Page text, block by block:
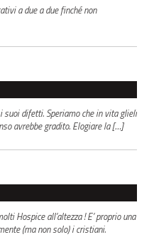
a due a due finché non
suoi difetti. Speriamo che in vita glieli
avrebbe gradito. Elogiare la […]
Hospice all’altezza ! E’ proprio una
(ma non solo) i cristiani.